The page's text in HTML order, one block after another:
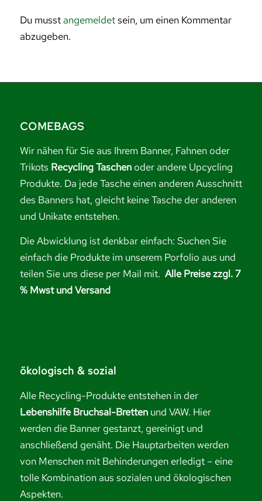
Du musstangemeldetsein, um einen Kommentar
abzugeben.
COMEBAGS
Wir nähen für Sie aus Ihrem Banner, Fahnen oder
Trikots Recycling Taschenoder andere Upcycling
Produkte. Da jede Tasche einen anderen Ausschnitt
des Banners hat, gleicht keine Tasche der anderen
und Unikate entstehen.
Die Abwicklung ist denkbar einfach: Suchen Sie
einfach die Produkte im unserem Porfolio aus und
teilen Sie uns diese per Mail mit. Alle Preise zzgl. 7
% Mwst und Versand
ökologisch & sozial
Alle Recycling-Produkte entstehen in der
Lebenshilfe Bruchsal-Bretten und VAW. Hier
werden die Banner gestanzt, gereinigt und
anschließend genäht. Die Hauptarbeiten werden
von Menschen mit Behinderungen erledigt – eine
tolle Kombination aus sozialen und ökologischen
Aspekten.